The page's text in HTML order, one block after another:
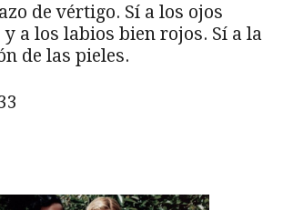
de vértigo. Sí a los ojos
y a los labios bien rojos. Sí a la
de las pieles.